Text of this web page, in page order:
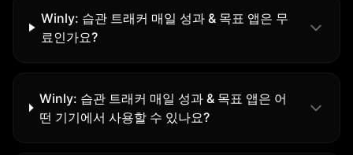
Winly: 습관 트래커 매일 성과 & 목표 앱은 무
료인가요?
Winly: 습관 트래커 매일 성과 & 목표 앱은 어
떤 기기에서 사용할 수 있나요?